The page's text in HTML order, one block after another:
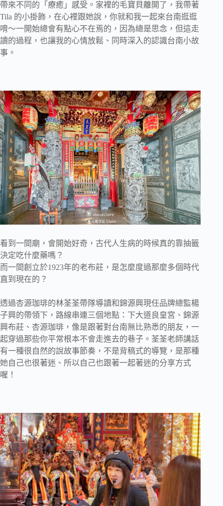
帶來不同的「療癒」感受。家裡的毛寶貝離開了，我帶著
Tila 的小掛飾，在心裡跟她說，你就和我一起來台南逛逛
唷～一開始總會有點心不在焉的，因為總是思念，但這走
讀的過程，也讓我的心情放鬆、同時深入的認識台南小故
事。
看到一間廟，會開始好奇，古代人生病的時候真的靠抽籤
決定吃什麼藥嗎？
而一間創立於1923年的老布莊，是怎麼度過那麼多個時代
直到現在的？
透過杏源珈琲的林荃荃帶隊導讀和錦源興現任品牌總監楊
子興的帶領下，路線串連三個地點：下大道良皇宮、錦源
興布莊、杏源珈琲，像是跟著對台南無比熟悉的朋友，一
起穿過那些你平常根本不會走進去的巷子。荃荃老師講話
有一種很自然的說故事節奏，不是背稿式的導覽，是那種
她自己也很著迷、所以自己也跟著一起著迷的分享方式
喔！